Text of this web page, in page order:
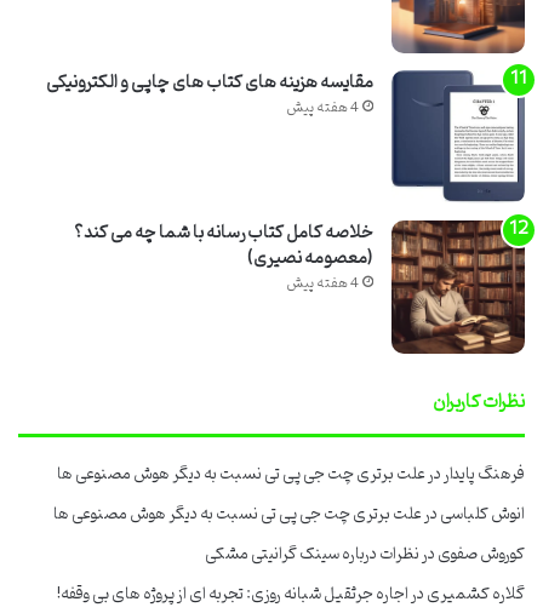
مقایسه هزینه های کتاب های چاپی و الکترونیکی
4 هفته پیش
خلاصه کامل کتاب رسانه با شما چه می کند؟
(معصومه نصیری)
4 هفته پیش
نظرات کاربران
فرهنگ پایداردرعلت برتری چت جی پی تی نسبت به دیگر هوش مصنوعی ها
انوش کلباسیدرعلت برتری چت جی پی تی نسبت به دیگر هوش مصنوعی ها
کوروش صفویدرنظرات درباره سینک گرانیتی مشکی
گلاره کشمیریدراجاره جرثقیل شبانه روزی: تجربه ای از پروژه های بی وقفه!